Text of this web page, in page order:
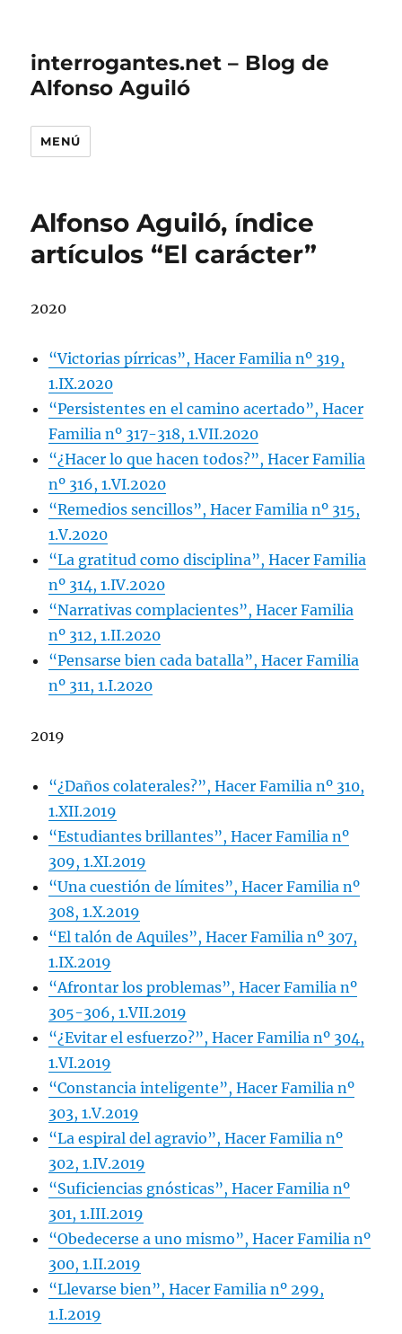
interrogantes.net – Blog de
Alfonso Aguiló
MENÚ
Alfonso Aguiló, índice
artículos “El carácter”
2020
“Victorias pírricas”, Hacer Familia nº 319,
1.IX.2020
“Persistentes en el camino acertado”, Hacer
Familia nº 317-318, 1.VII.2020
“¿Hacer lo que hacen todos?”, Hacer Familia
nº 316, 1.VI.2020
“Remedios sencillos”, Hacer Familia nº 315,
1.V.2020
“La gratitud como disciplina”, Hacer Familia
nº 314, 1.IV.2020
“Narrativas complacientes”, Hacer Familia
nº 312, 1.II.2020
“Pensarse bien cada batalla”, Hacer Familia
nº 311, 1.I.2020
2019
“¿Daños colaterales?”, Hacer Familia nº 310,
1.XII.2019
“Estudiantes brillantes”, Hacer Familia nº
309, 1.XI.2019
“Una cuestión de límites”, Hacer Familia nº
308, 1.X.2019
“El talón de Aquiles”, Hacer Familia nº 307,
1.IX.2019
“Afrontar los problemas”, Hacer Familia nº
305-306, 1.VII.2019
“¿Evitar el esfuerzo?”, Hacer Familia nº 304,
1.VI.2019
“Constancia inteligente”, Hacer Familia nº
303, 1.V.2019
“La espiral del agravio”, Hacer Familia nº
302, 1.IV.2019
“Suficiencias gnósticas”, Hacer Familia nº
301, 1.III.2019
“Obedecerse a uno mismo”, Hacer Familia nº
300, 1.II.2019
“Llevarse bien”, Hacer Familia nº 299,
1.I.2019